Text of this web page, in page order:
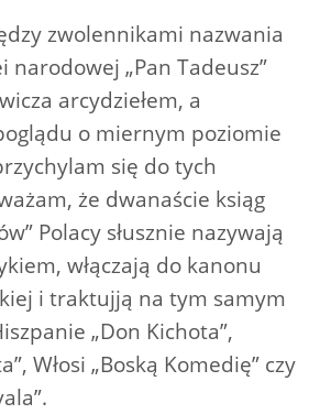
zwolennikami nazwania
narodowej „Pan Tadeusz”
arcydziełem, a
o miernym poziomie
się do tych
że dwanaście ksiąg
Polacy słusznie nazywają
włączają do kanonu
i traktujją na tym samym
„Don Kichota”,
Włosi „Boską Komedię” czy